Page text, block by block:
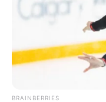
BRAINBERRIES